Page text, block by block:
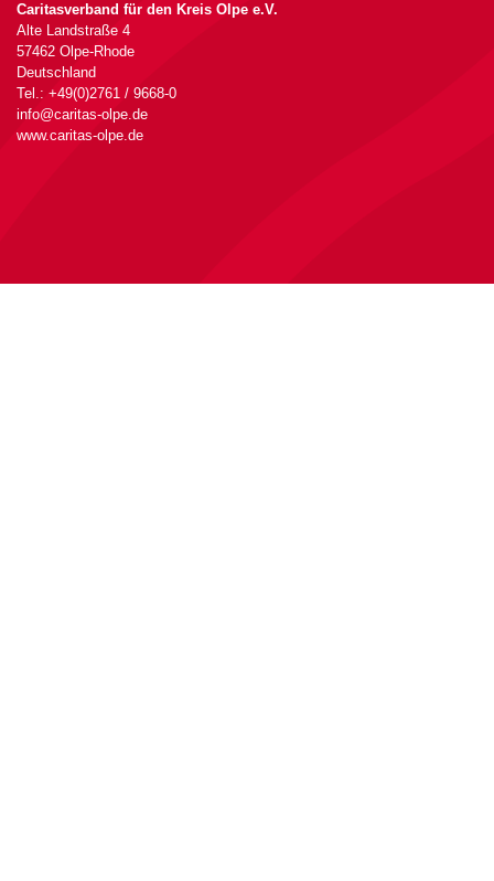
Caritasverband für den Kreis Olpe e.V.
Alte Landstraße 4
57462 Olpe-Rhode
Deutschland
Tel.: +49(0)2761 / 9668-0
info@caritas-olpe.de
www.caritas-olpe.de